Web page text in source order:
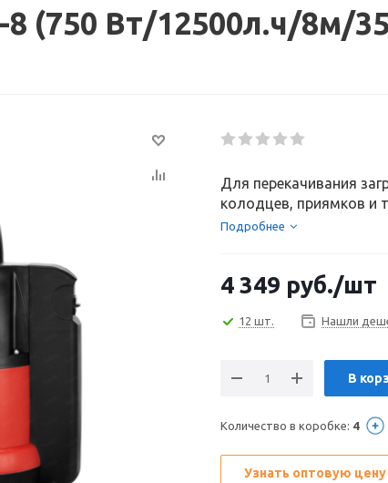
(750 Вт/12500л.ч/8м/
Для перекачивания
колодцев, приямков и
Подробнее
4 349 руб./шт
12 шт. Нашли
В
Количество в коробке: 4
Узнать оптовую цену